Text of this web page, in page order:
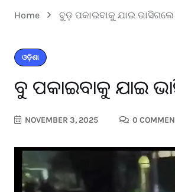
Home ବୁଡ଼ ପକାଇବାକୁ ଯାଇ ଭାସିଗଲେ
ଓଡ଼ିଶା
ବୁଡ଼ ପକାଇବାକୁ ଯାଇ
NOVEMBER 3, 2025 0